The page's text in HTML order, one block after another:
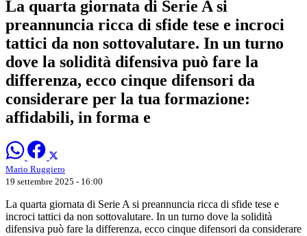
La quarta giornata di Serie A si
preannuncia ricca di sfide tese e incroci
tattici da non sottovalutare. In un turno
dove la solidità difensiva può fare la
differenza, ecco cinque difensori da
considerare per la tua formazione:
affidabili, in forma e
Mario Ruggiero
19 settembre 2025 - 16:00
La quarta giornata di Serie A si preannuncia ricca di sfide tese e
incroci tattici da non sottovalutare. In un turno dove la solidità
difensiva può fare la differenza, ecco cinque difensori da considerare